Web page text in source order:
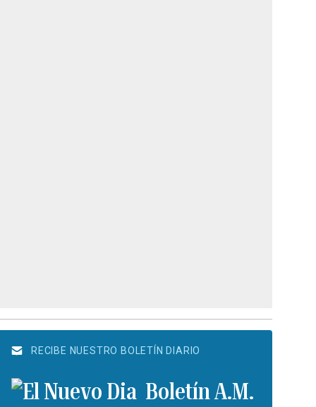
RECIBE NUESTRO BOLETÍN DIARIO
Boletín A.M.